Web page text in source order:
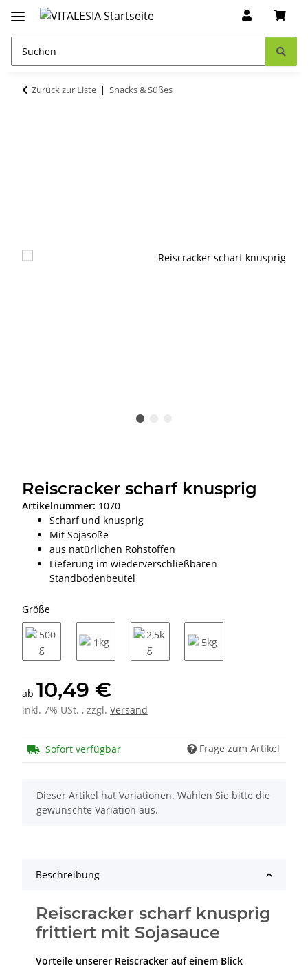
Zurück zur Liste Snacks & Süßes
Reiscracker scharf knusprig
Artikelnummer: 1070
Scharf und knusprig
Mit Sojasoße
aus natürlichen Rohstoffen
Lieferung im wiederverschließbaren
Standbodenbeutel
Größe
ab 10,49 €
inkl. 7% USt. , zzgl. Versand
Sofort verfügbar Frage zum Artikel
x
Dieser Artikel hat Variationen. Wählen Sie bitte die
gewünschte Variation aus.
Beschreibung
Reiscracker scharf knusprig
frittiert mit Sojasauce
Vorteile unserer Reiscracker auf einem Blick